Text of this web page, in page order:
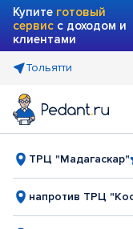
Купите готовый
сервис с доходом и
клиентами
Тольятти
ТРЦ "Мадагаскар"
напротив ТРЦ